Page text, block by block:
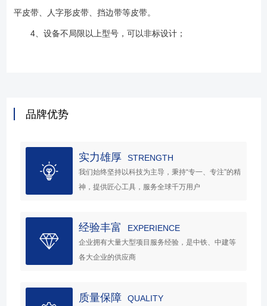
平皮带、人字形皮带、挡边带等皮带。
4、设备不局限以上型号，可以非标设计；
品牌优势
实力雄厚 STRENGTH
我们始终坚持以科技为主导，秉持“专一、专注”的精
神，提供匠心工具，服务全球千万用户
经验丰富 EXPERIENCE
企业拥有大量大型项目服务经验，是中铁、中建等
各大企业的供应商
质量保障 QUALITY